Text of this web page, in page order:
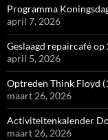
Programma
april 7, 2026
Geslaagd repaircafé op
april 5, 2026
Optreden Think Floyd
maart 26, 2026
Activiteitenkalender
maart 26, 2026